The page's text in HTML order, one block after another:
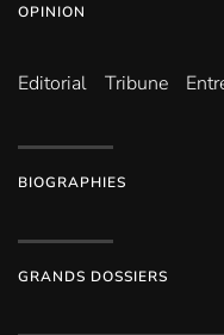
OPINION
Editorial Tribune
BIOGRAPHIES
GRANDS DOSSIERS